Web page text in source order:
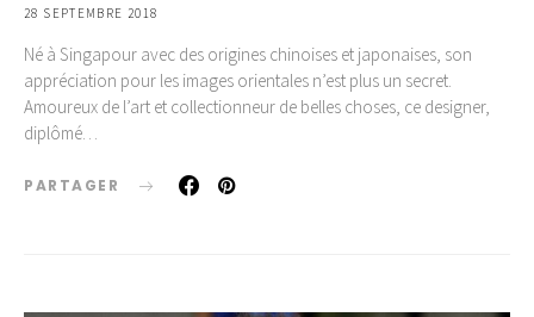
28 SEPTEMBRE 2018
Né à Singapour avec des origines chinoises et japonaises, son
appréciation pour les images orientales n’est plus un secret.
Amoureux de l’art et collectionneur de belles choses, ce designer,
diplômé…
PARTAGER